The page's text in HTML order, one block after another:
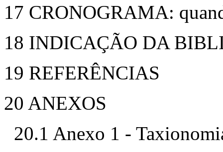
17 CRONOGRAMA:
18 INDICAÇÃO DA
19 REFERÊNCIAS
20 ANEXOS
20.1 Anexo 1 -